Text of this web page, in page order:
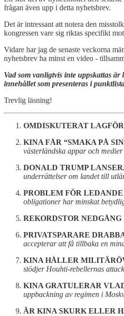
frågan även upp i detta nyhetsbrev.
Det är intressant att notera den
kongressen vare sig riktas specifikt
Vidare har jag de senaste veckorna
nyhetsbrev ha minst en video -
Vad som vanligtvis inte uppskattas
innehållet som presenteras i
Trevlig läsning!
OMDISKUTERAT
KINA FÅR “SMAKA PÅ
västerländska appar och
DONALD TRUMP
underrättelser om landet till
PROBLEM FÖR
obligationer har minskat
REKORDSTOR
PRIVATSPARARE
accepterar att få tillbaka en
KINA HÅLLER
stödjer Houhti-rebellernas
KINA GRATULERAR
uppbackning av regimen i
ÄR KINA SKURK ELLER